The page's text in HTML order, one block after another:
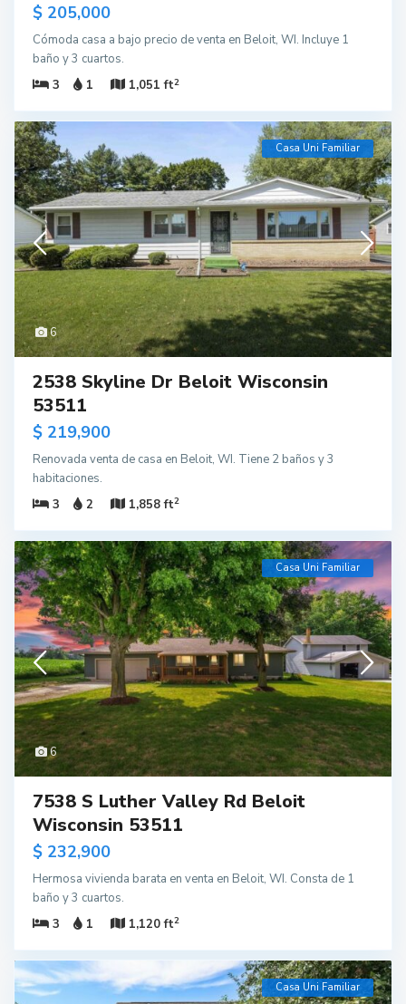
$ 205,000
Cómoda casa a bajo precio de venta en Beloit, WI. Incluye 1
baño y 3 cuartos.
3
1 1,051 ft2
6
Casa Uni Familiar
2538 Skyline Dr Beloit Wisconsin
53511
$ 219,900
Renovada venta de casa en Beloit, WI. Tiene 2 baños y 3
habitaciones.
3
2 1,858 ft2
6
Casa Uni Familiar
7538 S Luther Valley Rd Beloit
Wisconsin 53511
$ 232,900
Hermosa vivienda barata en venta en Beloit, WI. Consta de 1
baño y 3 cuartos.
3
1 1,120 ft2
Casa Uni Familiar